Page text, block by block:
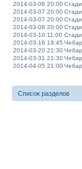
2014-03-06 20:00
2014-03-07 20:00
2014-03-07 20:00
2014-03-08 20:00
2014-03-10 11:00
2014-03-16 19:45
2014-03-20 21:30
2014-03-31 21:30
2014-04-05 21:00
Список разделов